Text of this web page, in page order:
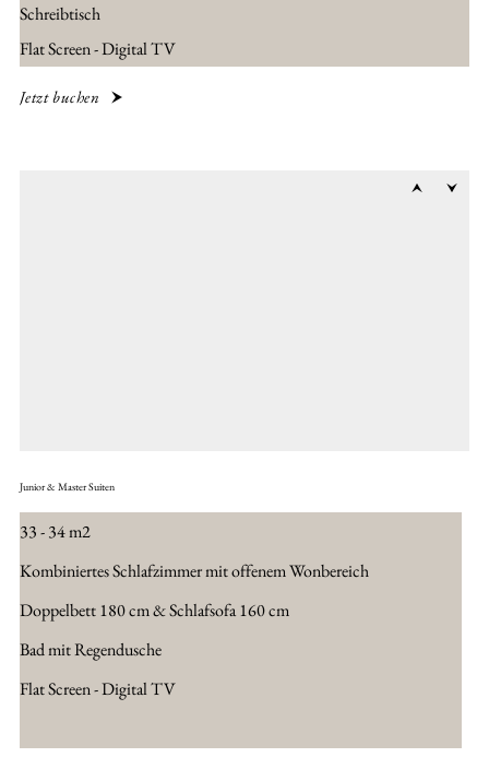
Schreibtisch
Flat Screen - Digital TV
Jetzt buchen
Junior & Master Suiten
33 - 34 m2
Kombiniertes Schlafzimmer mit offenem Wonbereich
Doppelbett 180 cm & Schlafsofa 160 cm
Bad mit Regendusche
Flat Screen - Digital TV